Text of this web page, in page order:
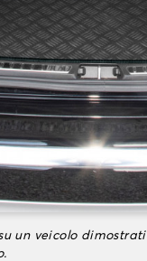
un veicolo